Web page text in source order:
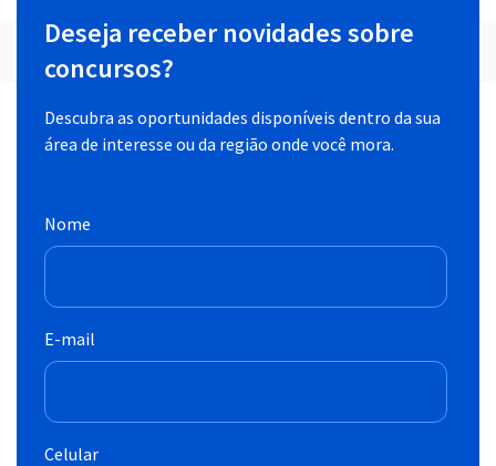
Deseja receber novidades sobre
concursos?
Descubra as oportunidades disponíveis dentro da sua
área de interesse ou da região onde você mora.
Nome
E-mail
Celular